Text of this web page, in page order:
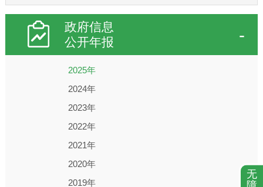
政府信息
公开年报
2025年
2024年
2023年
2022年
2021年
2020年
2019年
无
障